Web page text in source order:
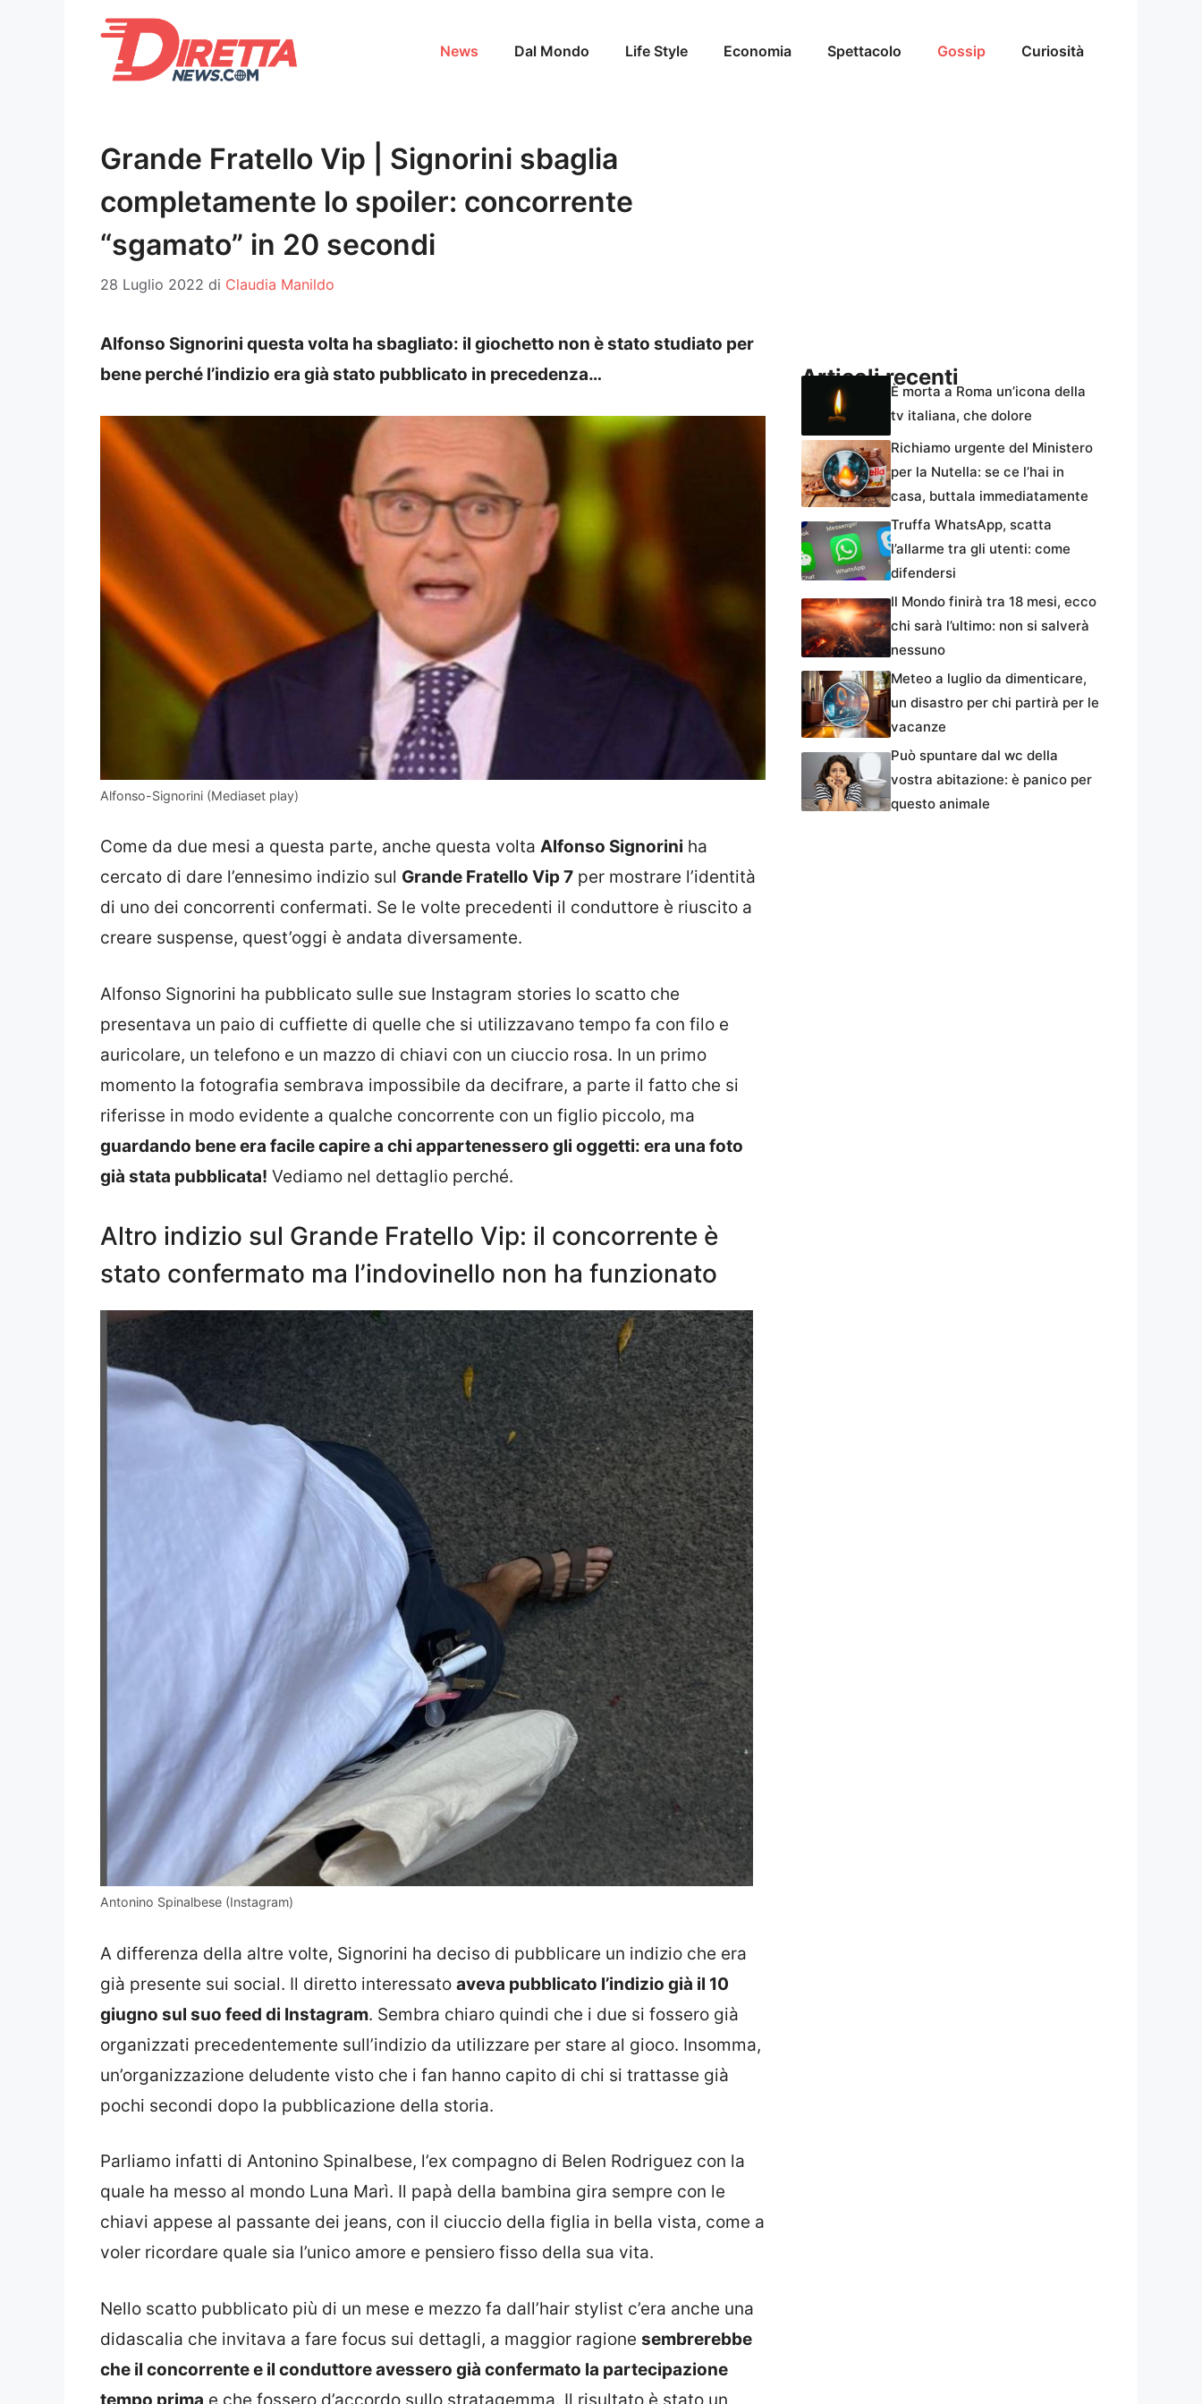
News Dal Mondo Life Style Economia Spettacolo Gossip Curiosità
Grande Fratello Vip | Signorini sbaglia
completamente lo spoiler: concorrente
“sgamato” in 20 secondi
28 Luglio 2022 di Claudia Manildo
Alfonso Signorini questa volta ha sbagliato: il giochetto non è stato studiato per
bene perché l’indizio era già stato pubblicato in precedenza…
Alfonso-Signorini (Mediaset play)
Come da due mesi a questa parte, anche questa volta Alfonso Signorini ha
cercato di dare l’ennesimo indizio sul Grande Fratello Vip 7 per mostrare l’identità
di uno dei concorrenti confermati. Se le volte precedenti il conduttore è riuscito a
creare suspense, quest’oggi è andata diversamente.
Alfonso Signorini ha pubblicato sulle sue Instagram stories lo scatto che
presentava un paio di cuffiette di quelle che si utilizzavano tempo fa con filo e
auricolare, un telefono e un mazzo di chiavi con un ciuccio rosa. In un primo
momento la fotografia sembrava impossibile da decifrare, a parte il fatto che si
riferisse in modo evidente a qualche concorrente con un figlio piccolo, ma
guardando bene era facile capire a chi appartenessero gli oggetti: era una foto
già stata pubblicata! Vediamo nel dettaglio perché.
Altro indizio sul Grande Fratello Vip: il concorrente è
stato confermato ma l’indovinello non ha funzionato
Antonino Spinalbese (Instagram)
A differenza della altre volte, Signorini ha deciso di pubblicare un indizio che era
già presente sui social. Il diretto interessato aveva pubblicato l’indizio già il 10
giugno sul suo feed di Instagram. Sembra chiaro quindi che i due si fossero già
organizzati precedentemente sull’indizio da utilizzare per stare al gioco. Insomma,
un’organizzazione deludente visto che i fan hanno capito di chi si trattasse già
pochi secondi dopo la pubblicazione della storia.
Parliamo infatti di Antonino Spinalbese, l’ex compagno di Belen Rodriguez con la
quale ha messo al mondo Luna Marì. Il papà della bambina gira sempre con le
chiavi appese al passante dei jeans, con il ciuccio della figlia in bella vista, come a
voler ricordare quale sia l’unico amore e pensiero fisso della sua vita.
Nello scatto pubblicato più di un mese e mezzo fa dall’hair stylist c’era anche una
didascalia che invitava a fare focus sui dettagli, a maggior ragione sembrerebbe
che il concorrente e il conduttore avessero già confermato la partecipazione
tempo prima e che fossero d’accordo sullo stratagemma. Il risultato è stato un
Articoli recenti
È morta a Roma un’icona della
tv italiana, che dolore
Richiamo urgente del Ministero
per la Nutella: se ce l’hai in
casa, buttala immediatamente
Truffa WhatsApp, scatta
l’allarme tra gli utenti: come
difendersi
Il Mondo finirà tra 18 mesi, ecco
chi sarà l’ultimo: non si salverà
nessuno
Meteo a luglio da dimenticare,
un disastro per chi partirà per le
vacanze
Può spuntare dal wc della
vostra abitazione: è panico per
questo animale